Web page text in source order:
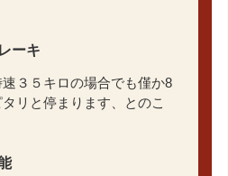
ーキ
３５キロの場合でも僅か8
リと停まります、とのこ